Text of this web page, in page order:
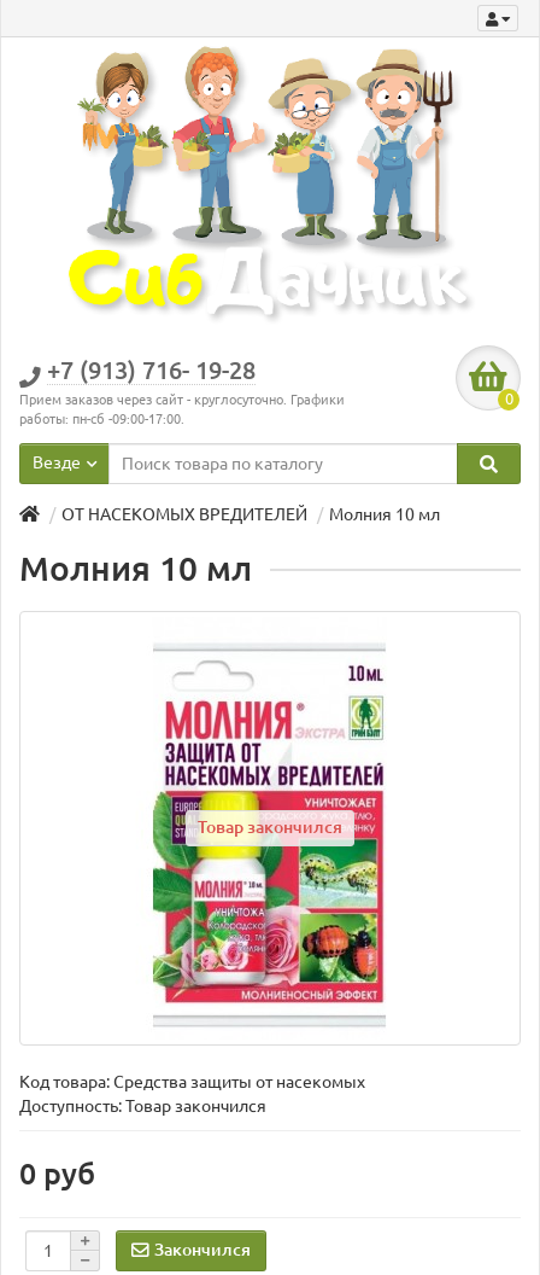
+7 (913) 716- 19-28
Прием заказов через сайт - круглосуточно. Графики
работы: пн-сб -09:00-17:00.
0
Везде
ОТ НАСЕКОМЫХ ВРЕДИТЕЛЕЙ Молния 10 мл
Молния 10 мл
Товар закончился
Код товара:Средства защиты от насекомых
Доступность: Товар закончился
0 руб
Закончился